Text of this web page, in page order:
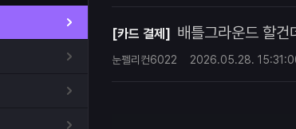
[카드 결제] 배틀그라운드 할
눈펠리컨6022 2026.05.28.